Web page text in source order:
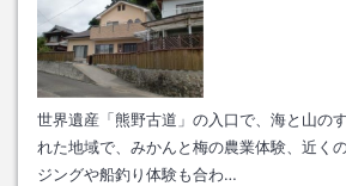
世界遺産「熊野古道」の入口で、海と山の
れた地域で、みかんと梅の農業体験、近く
ジングや船釣り体験も合わ…